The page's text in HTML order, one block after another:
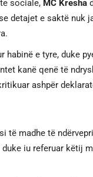
sociale, MC Kresha
detajet e saktë nuk
habinë e tyre, duke
kanë qenë të
ashpër
të madhe të
iu referuar këtij